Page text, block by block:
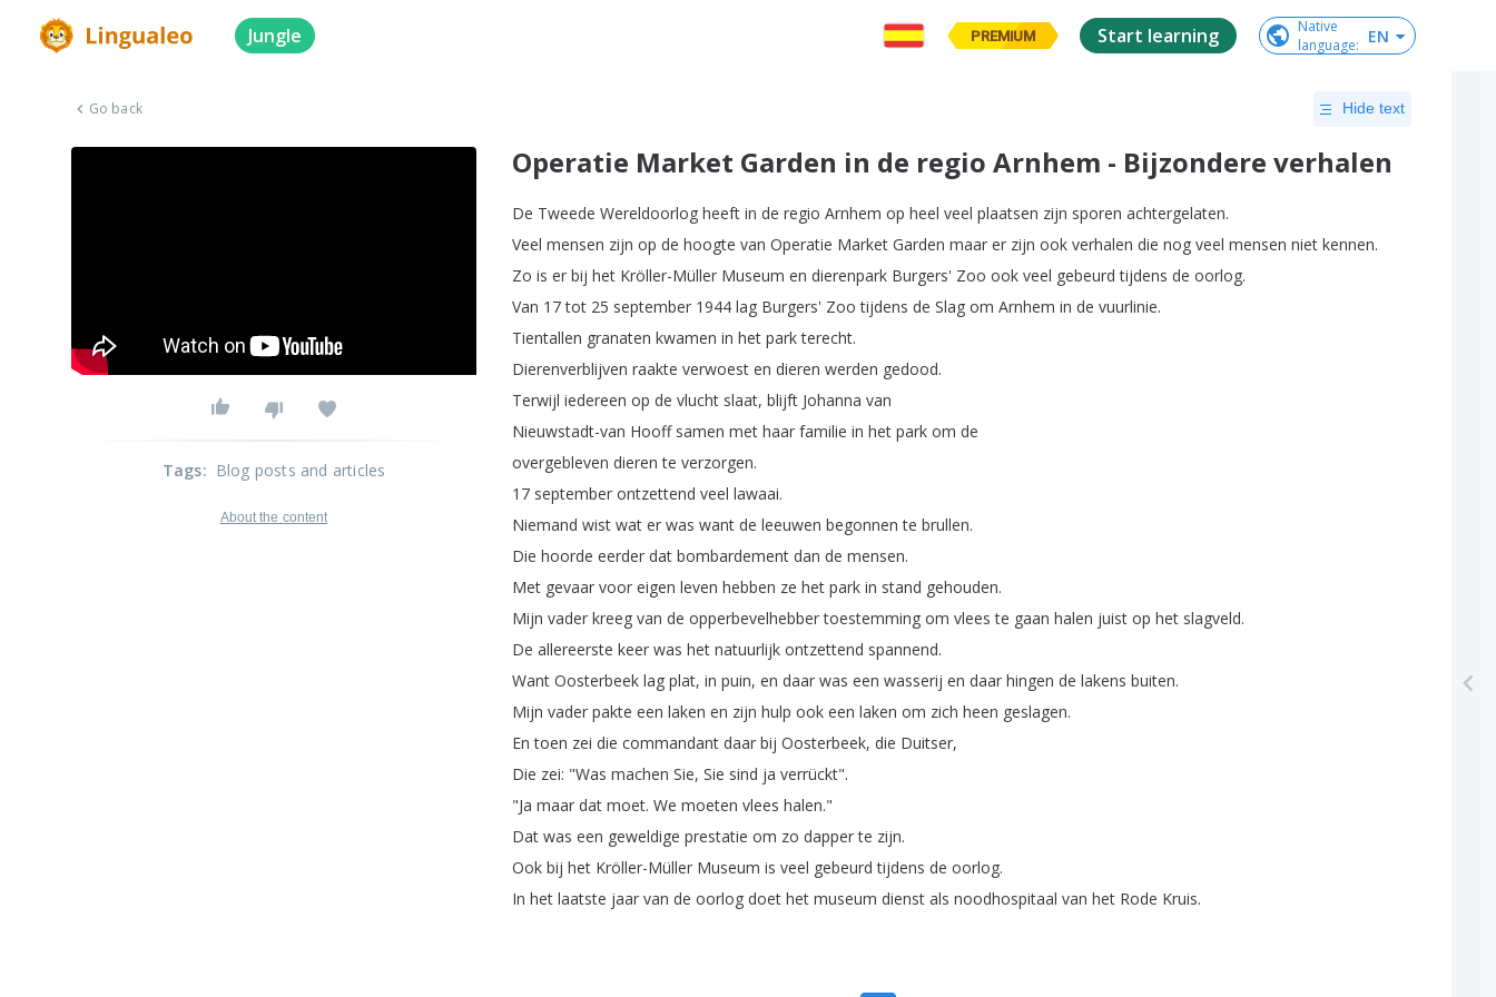
Jungle PREMIUM Start learning
Native
language: EN
Go back Hide text
Operatie Market Garden in de regio Arnhem - Bijzondere verhalen
De Tweede Wereldoorlog heeft in de regio Arnhem op heel veel plaatsen zijn sporen achtergelaten.
Veel mensen zijn op de hoogte van Operatie Market Garden maar er zijn ook verhalen die nog veel mensen niet kennen.
Zo is er bij het Kröller-Müller Museum en dierenpark Burgers' Zoo ook veel gebeurd tijdens de oorlog.
Van 17tot 25 september 1944 lag Burgers' Zoo tijdens de Slag om Arnhem in de vuurlinie.
Tientallen granaten kwamen in het park terecht.
Dierenverblijven raakte verwoest en dieren werden gedood.
Terwijl iedereen op de vlucht slaat, blijft Johanna van
Nieuwstadt-van Hooff samen met haar familie in het park om de
overgebleven dieren te verzorgen.
17 september ontzettend veel lawaai.
Niemand wist wat er was want de leeuwen begonnen te brullen.
Die hoorde eerder dat bombardement dan de mensen.
Met gevaar voor eigen leven hebben ze het park in stand gehouden.
Mijn vader kreeg van de opperbevelhebber toestemming om vlees te gaan halen juist op het slagveld.
De allereerste keer was het natuurlijk ontzettend spannend.
Want Oosterbeek lag plat, in puin, en daar was een wasserij en daar hingen de lakens buiten.
Mijn vader pakte een laken en zijn hulp ook een laken om zich heen geslagen.
En toen zei die commandant daar bij Oosterbeek, die Duitser,
Die zei: "Was machen Sie, Sie sind ja verrückt".
"Ja maar dat moet. We moeten vlees halen."
Dat was een geweldige prestatie om zo dapper te zijn.
Ook bij het Kröller-Müller Museum is veel gebeurd tijdens de oorlog.
In het laatste jaar van de oorlog doet het museum dienst als noodhospitaal van het Rode Kruis.
Tags: Blog posts and articles
About the content